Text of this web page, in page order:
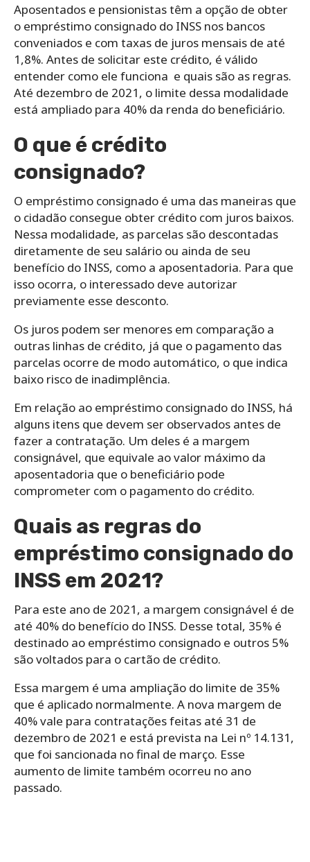
Aposentados e pensionistas têm a opção de obter
o empréstimo consignado do INSS nos bancos
conveniados e com taxas de juros mensais de até
1,8%. Antes de solicitar este crédito, é válido
entender como ele funciona e quais são as regras.
Até dezembro de 2021, o limite dessa modalidade
está ampliado para 40% da renda do beneficiário.
O que é crédito
consignado?
O empréstimo consignado é uma das maneiras que
o cidadão consegue obter crédito com juros baixos.
Nessa modalidade, as parcelas são descontadas
diretamente de seu salário ou ainda de seu
benefício do INSS, como a aposentadoria. Para que
isso ocorra, o interessado deve autorizar
previamente esse desconto.
Os juros podem ser menores em comparação a
outras linhas de crédito, já que o pagamento das
parcelas ocorre de modo automático, o que indica
baixo risco de inadimplência.
Em relação ao empréstimo consignado do INSS, há
alguns itens que devem ser observados antes de
fazer a contratação. Um deles é a margem
consignável, que equivale ao valor máximo da
aposentadoria que o beneficiário pode
comprometer com o pagamento do crédito.
Quais as regras do
empréstimo consignado do
INSS em 2021?
Para este ano de 2021, a margem consignável é de
até 40% do benefício do INSS. Desse total, 35% é
destinado ao empréstimo consignado e outros 5%
são voltados para o cartão de crédito.
Essa margem é uma ampliação do limite de 35%
que é aplicado normalmente. A nova margem de
40% vale para contratações feitas até 31 de
dezembro de 2021 e está prevista na Lei nº 14.131,
que foi sancionada no final de março. Esse
aumento de limite também ocorreu no ano
passado.